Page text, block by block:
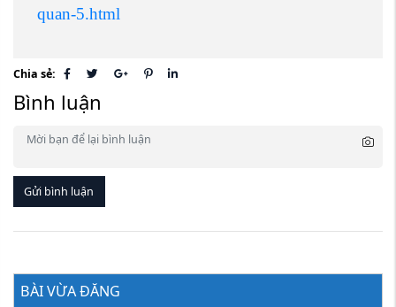
quan-5.html
Chia sẻ:
Bình luận
Gửi bình luận
BÀI VỪA ĐĂNG